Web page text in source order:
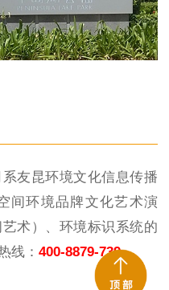
友昆环境文化信息传播
间环境品牌文化艺术演
术）、环境标识系统的
线： 400-8879-739